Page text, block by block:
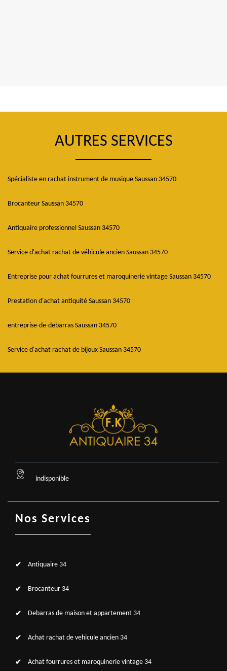
AUTRES SERVICES
Spécialiste en rachat instrument de musique Saussan 34570
Brocanteur Saussan 34570
Antiquaire professionnel Saussan 34570
Service d'achat rachat de véhicule ancien Saussan 34570
Entreprise pour achat fourrures et maroquinerie vintage Saussan 34570
Prestation d'achat antiquité Saussan 34570
entreprise-de-debarras Saussan 34570
Service d'achat rachat de bijoux Saussan 34570
indisponible
Nos Services
Antiquaire 34
Brocanteur 34
Debarras de maison et appartement 34
Achat rachat de vehicule ancien 34
Achat fourrures et maroquinerie vintage 34